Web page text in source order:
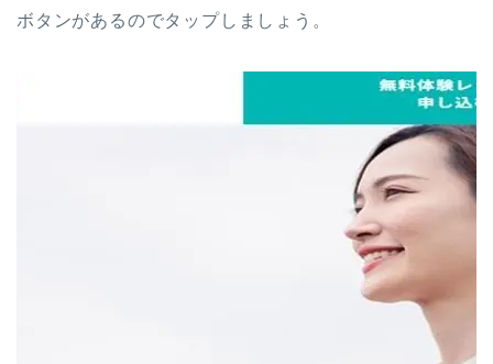
ボタンがあるのでタップしましょう。